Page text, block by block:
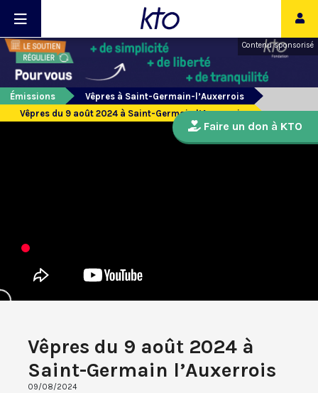
Contenu sponsorisé
Émissions
Vêpres à Saint-Germain-l’Auxerrois
Vêpres du 9 août 2024 à Saint-Germain l’Auxerrois
Vêpres du 9 août 2024 à
Saint-Germain l’Auxerrois
09/08/2024
Faire un don à KTO